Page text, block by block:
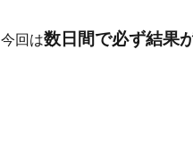
今回は数日間で必ず結果